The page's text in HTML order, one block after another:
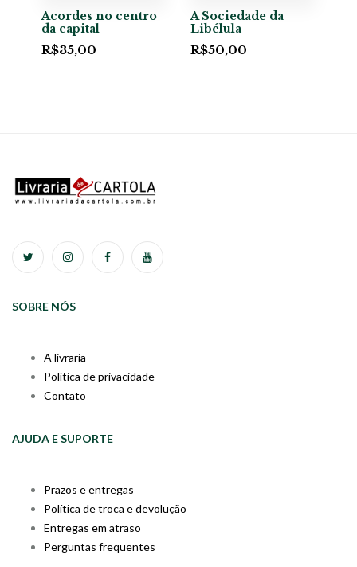
Acordes no centro
da capital
R$35,00
A Sociedade da
Libélula
R$50,00
SOBRE NÓS
A livraria
Política de privacidade
Contato
AJUDA E SUPORTE
Prazos e entregas
Política de troca e devolução
Entregas em atraso
Perguntas frequentes